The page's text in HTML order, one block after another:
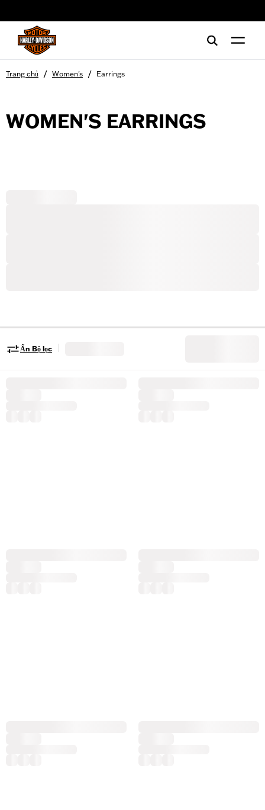
Trang chủ / Women's / Earrings
WOMEN'S EARRINGS
Ẩn Bộ lọc